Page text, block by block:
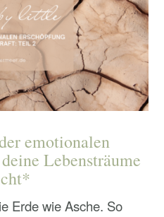
emotionalen
Lebensträume
Erde wie Asche. So